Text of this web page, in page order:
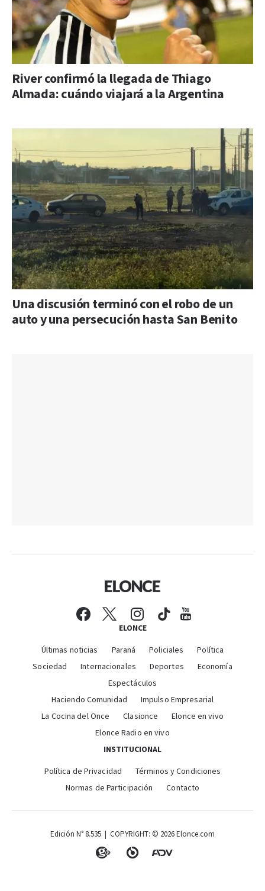
River confirmó la llegada de Thiago
Almada: cuándo viajará a la Argentina
Una discusión terminó con el robo de un
auto y una persecución hasta San Benito
ELONCE
Últimas noticias Paraná Policiales
Política
Sociedad
Internacionales Deportes
Economía
Espectáculos
Haciendo Comunidad
Impulso Empresarial
La Cocina del Once
Clasionce
Elonce en vivo
Elonce Radio en vivo
INSTITUCIONAL
Política de Privacidad
Términos y Condiciones
Normas de Participación
Contacto
Edición N° 8.535 | COPYRIGHT: © 2026 Elonce.com